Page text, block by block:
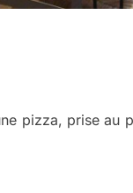
pizza, prise au